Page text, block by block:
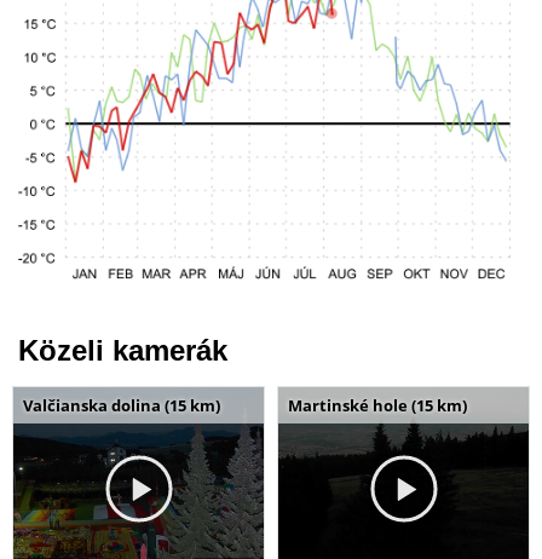
Közeli kamerák
Valčianska dolina (15 km) Martinské hole (15 km)